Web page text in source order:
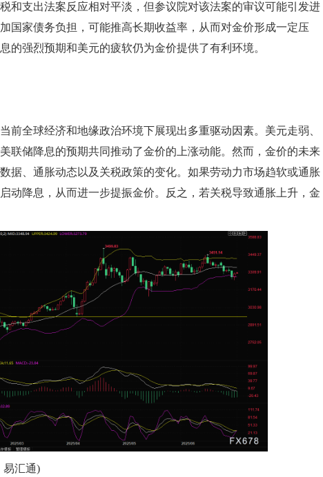
支出法案反应相对平淡，但参议院对该法案的审议可能引发进
国家债务负担，可能推高长期收益率，从而对金价形成一定压
的强烈预期和美元的疲软仍为金价提供了有利环境。
全球经济和地缘政治环境下展现出多重驱动因素。美元走弱、
联储降息的预期共同推动了金价的上涨动能。然而，金价的未来
据、通胀动态以及关税政策的变化。如果劳动力市场趋软或通胀
动降息，从而进一步提振金价。反之，若关税导致通胀上升，金
汇通)